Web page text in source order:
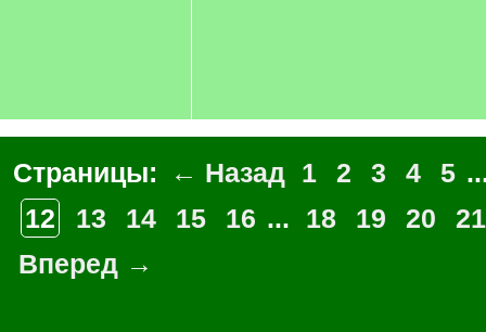
Страницы: ← Назад 1 2 3 4 5
12
13 14 15 16 ... 18 19 20
21
Вперед →